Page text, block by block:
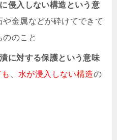
侵入しない構造という意
金属などが砕けてできて
ののこと
に対する保護という意味
水が浸入しない構造の